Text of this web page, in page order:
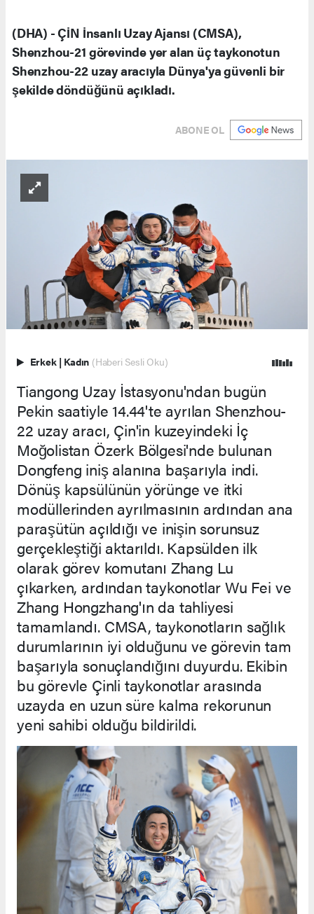
(DHA) - ÇİN İnsanlı Uzay Ajansı (CMSA),
Shenzhou-21 görevinde yer alan üç taykonotun
Shenzhou-22 uzay aracıyla Dünya'ya güvenli bir
şekilde döndüğünü açıkladı.
ABONE OL
Erkek | Kadın (Haberi Sesli Oku)
Tiangong Uzay İstasyonu'ndan bugün
Pekin saatiyle 14.44'te ayrılan Shenzhou-
22 uzay aracı, Çin'in kuzeyindeki İç
Moğolistan Özerk Bölgesi'nde bulunan
Dongfeng iniş alanına başarıyla indi.
Dönüş kapsülünün yörünge ve itki
modüllerinden ayrılmasının ardından ana
paraşütün açıldığı ve inişin sorunsuz
gerçekleştiği aktarıldı. Kapsülden ilk
olarak görev komutanı Zhang Lu
çıkarken, ardından taykonotlar Wu Fei ve
Zhang Hongzhang'ın da tahliyesi
tamamlandı. CMSA, taykonotların sağlık
durumlarının iyi olduğunu ve görevin tam
başarıyla sonuçlandığını duyurdu. Ekibin
bu görevle Çinli taykonotlar arasında
uzayda en uzun süre kalma rekorunun
yeni sahibi olduğu bildirildi.